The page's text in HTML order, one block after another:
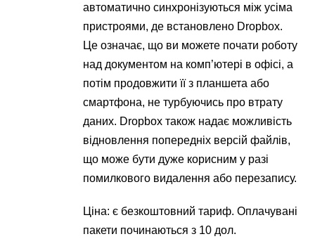
автоматично синхронізуються між усіма
пристроями, де встановлено Dropbox.
Це означає, що ви можете почати роботу
над документом на комп’ютері в офісі, а
потім продовжити її з планшета або
смартфона, не турбуючись про втрату
даних. Dropbox також надає можливість
відновлення попередніх версій файлів,
що може бути дуже корисним у разі
помилкового видалення або перезапису.
Ціна: є безкоштовний тариф. Оплачувані
пакети починаються з 10 дол.